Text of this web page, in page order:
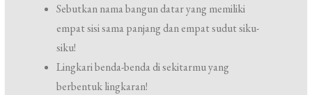
Sebutkan nama bangun datar yang memiliki
empat sisi sama panjang dan empat sudut siku-
siku!
Lingkari benda-benda di sekitarmu yang
berbentuk lingkaran!